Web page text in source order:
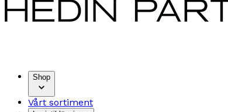
Shop
Vårt sortiment